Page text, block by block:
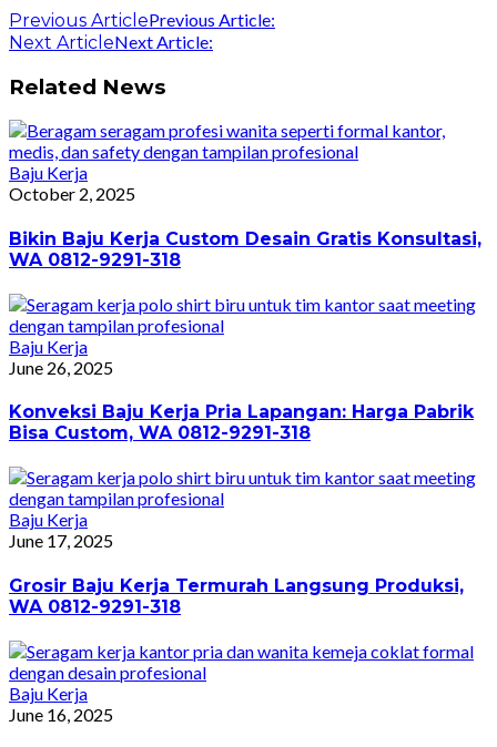
Previous ArticlePrevious Article:
Next ArticleNext Article:
Related News
Baju Kerja
October 2, 2025
Bikin Baju Kerja Custom Desain Gratis Konsultasi,
WA 0812-9291-318
Baju Kerja
June 26, 2025
Konveksi Baju Kerja Pria Lapangan: Harga Pabrik
Bisa Custom, WA 0812-9291-318
Baju Kerja
June 17, 2025
Grosir Baju Kerja Termurah Langsung Produksi,
WA 0812-9291-318
Baju Kerja
June 16, 2025